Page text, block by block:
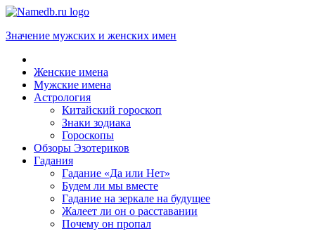
Значение мужских и женских имен
Женские имена
Мужские имена
Астрология
Китайский гороскоп
Знаки зодиака
Гороскопы
Обзоры Эзотериков
Гадания
Гадание «Да или Нет»
Будем ли мы вместе
Гадание на зеркале на будущее
Жалеет ли он о расставании
Почему он пропал